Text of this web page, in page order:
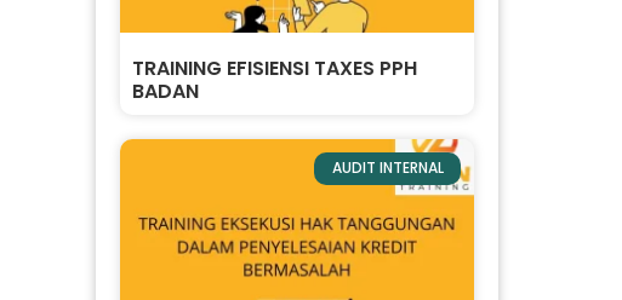
TRAINING EFISIENSI TAXES PPH
BADAN
AUDIT INTERNAL